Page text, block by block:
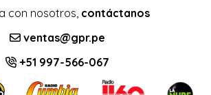
con nosotros, contáctanos
ventas@gpr.pe
+51 997-566-067